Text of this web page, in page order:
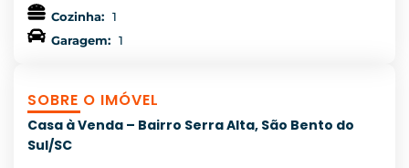
Cozinha: 1
Garagem: 1
SOBRE O IMÓVEL
Casa à Venda – Bairro Serra Alta, São Bento do
Sul/SC